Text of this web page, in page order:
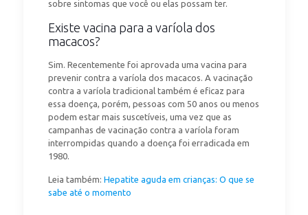
sobre sintomas que você ou elas possam ter.
Existe vacina para a varíola dos
macacos?
Sim. Recentemente foi aprovada uma vacina para
prevenir contra a varíola dos macacos. A vacinação
contra a varíola tradicional também é eficaz para
essa doença, porém, pessoas com 50 anos ou menos
podem estar mais suscetíveis, uma vez que as
campanhas de vacinação contra a varíola foram
interrompidas quando a doença foi erradicada em
1980.
Leia também: Hepatite aguda em crianças: O que se
sabe até o momento